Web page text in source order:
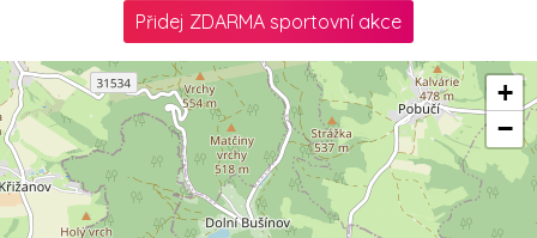
Přidej ZDARMA sportovní akce
+
−